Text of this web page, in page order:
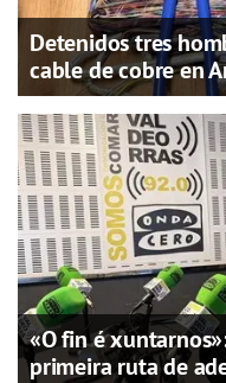
Detenidos tres
cable de cobre en
«O fin é
primeira ruta de